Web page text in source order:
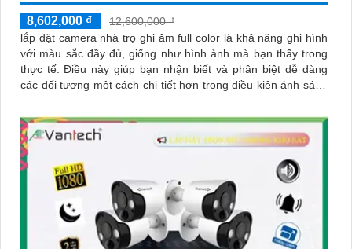
8,602,000 ₫
12,600,000 ₫
lắp đặt camera nhà trọ ghi âm full color là khả năng ghi hình
với màu sắc đầy đủ, giống như hình ảnh mà bạn thấy trong
thực tế. Điều này giúp bạn nhận biết và phân biệt dễ dàng
các đối tượng một cách chi tiết hơn trong điều kiện ánh sáng